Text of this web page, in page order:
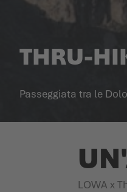
THRU-
Passeggiata tra le
LOWA x